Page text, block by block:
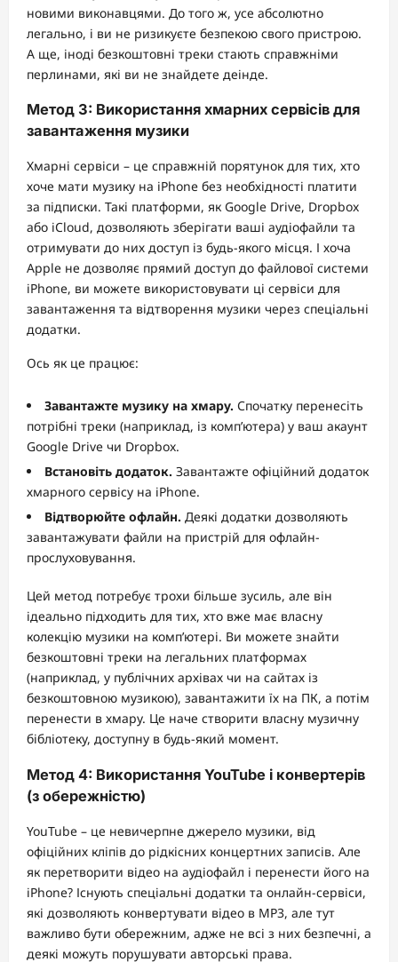
новими виконавцями. До того ж, усе абсолютно
легально, і ви не ризикуєте безпекою свого пристрою.
А ще, іноді безкоштовні треки стають справжніми
перлинами, які ви не знайдете деінде.
Метод 3: Використання хмарних сервісів для
завантаження музики
Хмарні сервіси – це справжній порятунок для тих, хто
хоче мати музику на iPhone без необхідності платити
за підписки. Такі платформи, як Google Drive, Dropbox
або iCloud, дозволяють зберігати ваші аудіофайли та
отримувати до них доступ із будь-якого місця. І хоча
Apple не дозволяє прямий доступ до файлової системи
iPhone, ви можете використовувати ці сервіси для
завантаження та відтворення музики через спеціальні
додатки.
Ось як це працює:
Завантажте музику на хмару. Спочатку перенесіть
потрібні треки (наприклад, із комп’ютера) у ваш акаунт
Google Drive чи Dropbox.
Встановіть додаток. Завантажте офіційний додаток
хмарного сервісу на iPhone.
Відтворюйте офлайн. Деякі додатки дозволяють
завантажувати файли на пристрій для офлайн-
прослуховування.
Цей метод потребує трохи більше зусиль, але він
ідеально підходить для тих, хто вже має власну
колекцію музики на комп’ютері. Ви можете знайти
безкоштовні треки на легальних платформах
(наприклад, у публічних архівах чи на сайтах із
безкоштовною музикою), завантажити їх на ПК, а потім
перенести в хмару. Це наче створити власну музичну
бібліотеку, доступну в будь-який момент.
Метод 4: Використання YouTube і конвертерів
(з обережністю)
YouTube – це невичерпне джерело музики, від
офіційних кліпів до рідкісних концертних записів. Але
як перетворити відео на аудіофайл і перенести його на
iPhone? Існують спеціальні додатки та онлайн-сервіси,
які дозволяють конвертувати відео в MP3, але тут
важливо бути обережним, адже не всі з них безпечні, а
деякі можуть порушувати авторські права.